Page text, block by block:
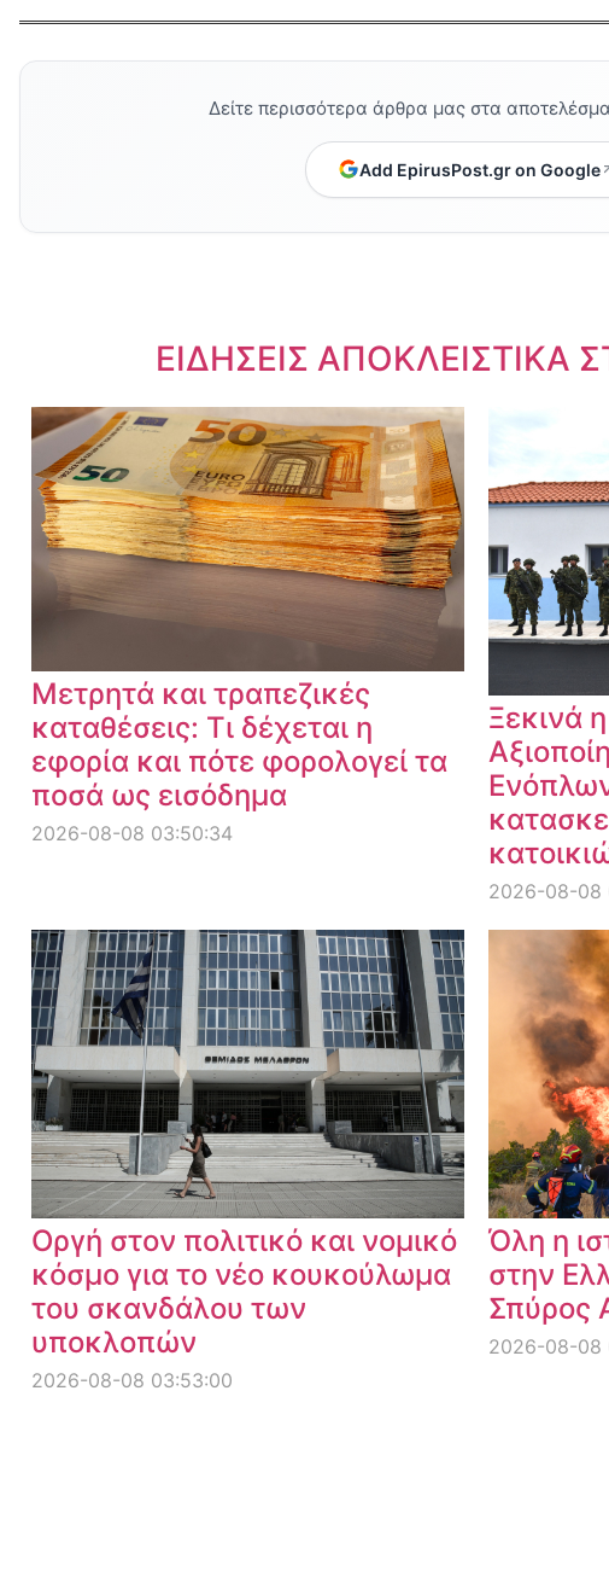
Δείτε περισσότερα άρθρα μας στα
Add EpirusPost.gr on Google
ΕΙΔΗΣΕΙΣ ΑΠΟΚΛΕΙΣΤΙΚΑ
Dnews.gr
Μετρητά και τραπεζικές
καταθέσεις: Τι δέχεται η
εφορία και πότε φορολογεί τα
ποσά ως εισόδημα
2026-08-08 03:50:34
Ξεκινά
2026-08-08
Οργή στον πολιτικό και νομικό
κόσμο για το νέο κουκούλωμα
του σκανδάλου των
υποκλοπών
2026-08-08 03:53:00
Όλη η
στην
Σπύρος
2026-08-08